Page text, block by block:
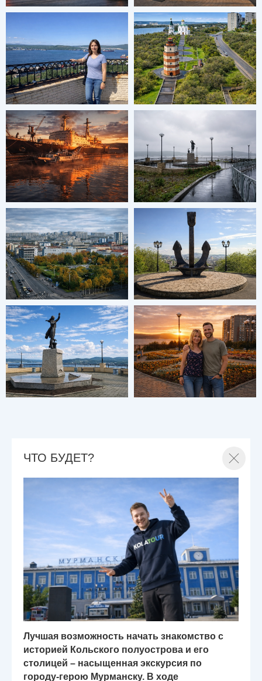
ЧТО БУДЕТ?
Лучшая возможность начать знакомство с
историей Кольского полуострова и его
столицей – насыщенная экскурсия по
городу-герою Мурманску. В ходе